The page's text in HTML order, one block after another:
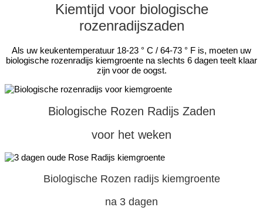
Kiemtijd voor biologische
rozenradijszaden
Als uw keukentemperatuur 18-23 ° C / 64-73 ° F is, moeten uw
biologische rozenradijs kiemgroente na slechts 6 dagen teelt klaar
zijn voor de oogst.
Biologische Rozen Radijs Zaden
voor het weken
Biologische Rozen radijs kiemgroente
na 3 dagen